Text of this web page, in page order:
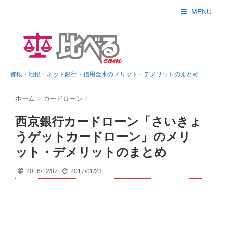
MENU
都銀・地銀・ネット銀行・信用金庫のメリット・デメリットのまとめ
ホーム > カードローン >
西京銀行カードローン「さいきょ
うゲットカードローン」のメリ
ット・デメリットのまとめ
2016/12/07 2017/01/23